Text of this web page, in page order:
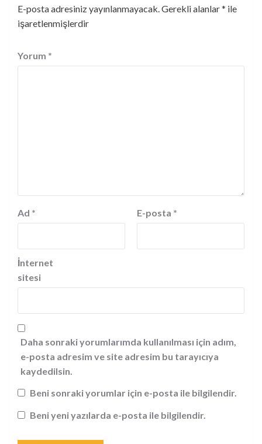
E-posta adresiniz yayınlanmayacak. Gerekli alanlar* ile
işaretlenmişlerdir
Yorum *
Ad * E-posta *
İnternet
sitesi
Daha sonraki yorumlarımda kullanılması için adım,
e-posta adresim ve site adresim bu tarayıcıya
kaydedilsin.
Beni sonraki yorumlar için e-posta ile bilgilendir.
Beni yeni yazılarda e-posta ile bilgilendir.